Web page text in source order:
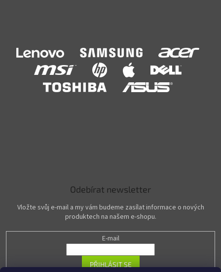
Odebírat newsletter
Vložte svůj e-mail a my vám budeme zasílat informace o nových
produktech na našem e-shopu.
E-mail
PŘIHLÁSIT SE